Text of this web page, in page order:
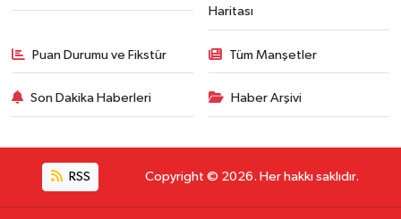
Haritası
Puan Durumu ve Fikstür Tüm Manşetler
Son Dakika Haberleri Haber Arşivi
RSS Copyright © 2026. Her hakkı saklıdır.